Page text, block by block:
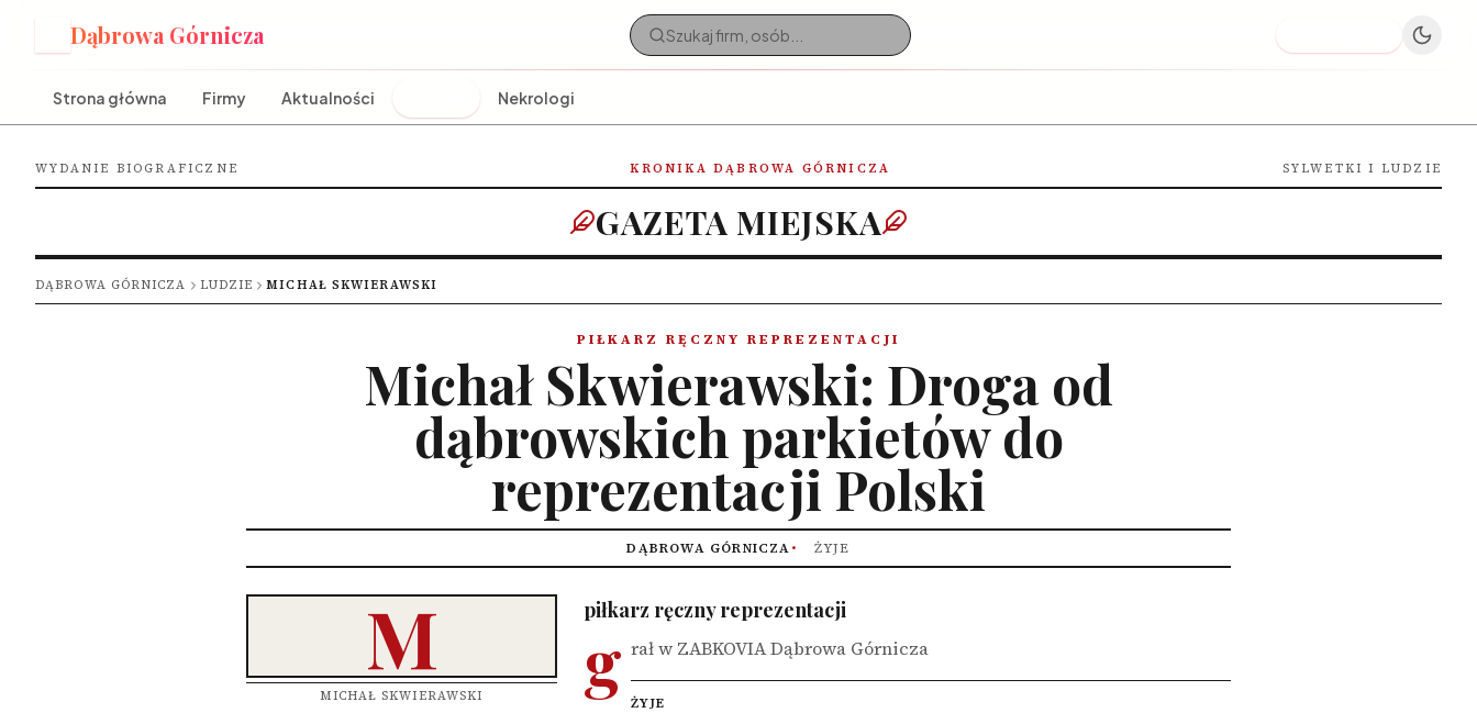
Dąbrowa Górnicza
Strona główna Firmy Aktualności Nekrologi
WYDANIE BIOGRAFICZNE KRONIKA DĄBROWA GÓRNICZA SYLWETKI I LUDZIE
GAZETA MIEJSKA
DĄBROWA GÓRNICZA LUDZIE MICHAŁ SKWIERAWSKI
PIŁKARZ RĘCZNY REPREZENTACJI
Michał Skwierawski: Droga od
dąbrowskich parkietów do
reprezentacji Polski
DĄBROWA GÓRNICZA ŻYJE
M
MICHAŁ SKWIERAWSKI
piłkarz ręczny reprezentacji
g rał w ZABKOVIA Dąbrowa Górnicza
ŻYJE